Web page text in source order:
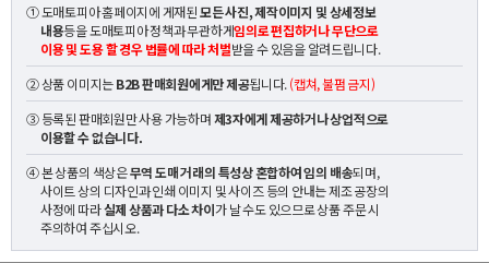
① 도매토피아 홈페이지에 게재된모든 사진, 제작이미지 및 상세정보
내용등을 도매토피아 정책과 무관하게임의로 편집하거나 무단으로
이용 및 도용 할 경우 법률에 따라 처벌받을 수 있음을 알려드립니다.
② 상품 이미지는B2B 판매회원에게만 제공됩니다.(캡쳐, 불펌 금지)
③ 등록된 판매회원만 사용 가능하며제3자에게 제공하거나 상업적으로
이용할 수 없습니다.
④ 본 상품의 색상은무역 도매 거래의 특성상 혼합하여 임의 배송되며,
사이트 상의 디자인과 인쇄 이미지 및 사이즈 등의 안내는 제조 공장의
사정에 따라실제 상품과 다소 차이가 날 수도 있으므로 상품 주문 시
주의하여 주십시오.